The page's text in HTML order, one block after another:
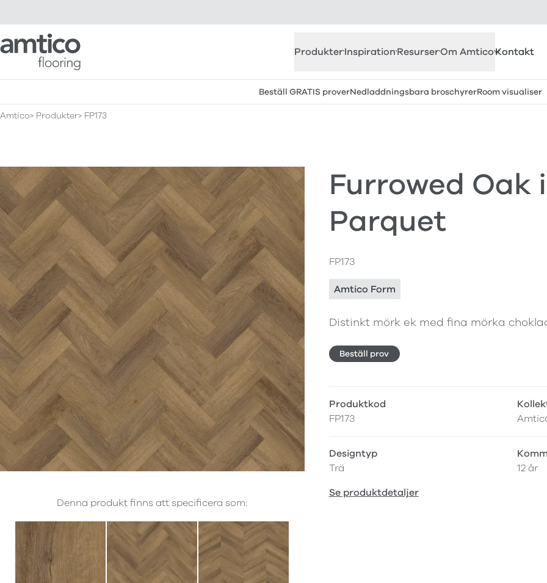
Amtico Flooring
ProdukterInspirationResurserOm AmticoKontakt
Beställ GRATIS proverNedladdningsbara broschyrerRoom visualiser
Amtico Produkter FP173
Furrowed Oak
Parquet
FP173
Amtico Form
Distinkt mörk ek med fina mörka
Beställ prov
Denna produkt finns att specificera som:
Produktkod
FP173
Designtyp
Trä
12 år
Se produktdetaljer